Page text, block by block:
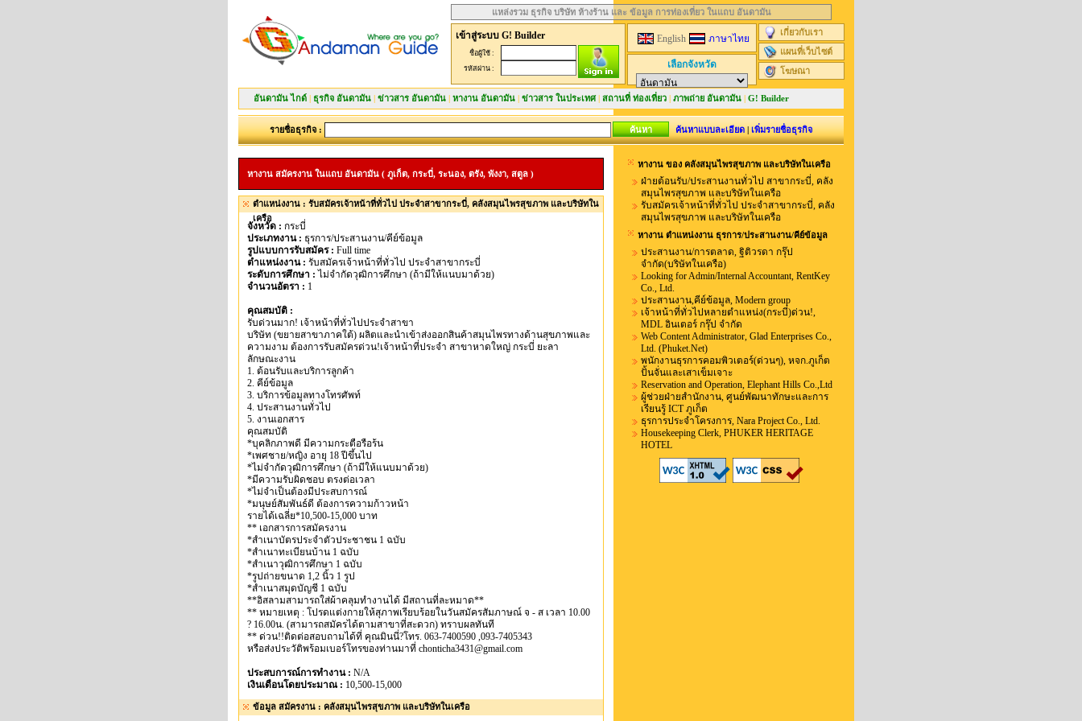
แหล่งรวม ธุรกิจ บริษัท ห้างร้าน และ ข้อมูล การท่องเที่ยว ในแถบ อันดามัน
เข้าสู่ระบบ G! Builder
ชื่อผู้ใช้ :
รหัสผ่าน :
English ภาษาไทย
เลือกจังหวัด
เกี่ยวกับเรา
แผนที่เว็บไซต์
โฆษณา
อันดามัน ไกด์ | ธุรกิจ อันดามัน | ข่าวสาร อันดามัน | หางาน อันดามัน | ข่าวสาร ในประเทศ| สถานที่ ท่องเที่ยว | ภาพถ่าย อันดามัน | G! Builder
รายชื่อธุรกิจ : ค้นหาแบบละเอียด|เพิ่มรายชื่อธุรกิจ
หางาน สมัครงาน ในแถบ อันดามัน ( ภูเก็ต, กระบี่, ระนอง, ตรัง, พังงา, สตูล )
หางาน ของ คลังสมุนไพรสุขภาพ และบริษัทในเครือ
ฝ่ายต้อนรับ/ประสานงานทั่วไป สาขากระบี่, คลัง
สมุนไพรสุขภาพ และบริษัทในเครือ
รับสมัครเจ้าหน้าที่ทั่วไป ประจำสาขากระบี่, คลัง
สมุนไพรสุขภาพ และบริษัทในเครือ
หางาน ตำแหน่งงาน ธุรการ/ประสานงาน/คีย์ข้อมูล
ประสานงาน/การตลาด, ฐิติวรดา กรุ๊ป
จำกัด(บริษัทในเครือ)
Looking for Admin/Internal Accountant, RentKey
Co., Ltd.
ประสานงาน,คีย์ข้อมูล, Modern group
เจ้าหน้าที่ทั่วไปหลายตำแหน่ง(กระบี่)ด่วน!,
MDL อินเตอร์ กรุ๊ป จำกัด
Web Content Administrator, Glad Enterprises Co.,
Ltd. (Phuket.Net)
พนักงานธุรการคอมพิวเตอร์(ด่วนๆ), หจก.ภูเก็ต
ปั้นจั่นและเสาเข็มเจาะ
Reservation and Operation, Elephant Hills Co.,Ltd
ผู้ช่วยฝ่ายสำนักงาน, ศูนย์พัฒนาทักษะและการ
เรียนรู้ ICT ภูเก็ต
ธุรการประจำโครงการ, Nara Project Co., Ltd.
Housekeeping Clerk, PHUKER HERITAGE
HOTEL
ตำแหน่งงาน : รับสมัครเจ้าหน้าที่ทั่วไป ประจำสาขากระบี่, คลังสมุนไพรสุขภาพ และบริษัทใน
เครือ
จังหวัด : กระบี่
ประเภทงาน : ธุรการ/ประสานงาน/คีย์ข้อมูล
รูปแบบการรับสมัคร : Full time
ตำแหน่งงาน : รับสมัครเจ้าหน้าที่ทั่วไป ประจำสาขากระบี่
ระดับการศึกษา : ไม่จำกัดวุฒิการศึกษา (ถ้ามีให้แนบมาด้วย)
จำนวนอัตรา : 1
คุณสมบัติ :
รับด่วนมาก! เจ้าหน้าที่ทั่วไปประจำสาขา
บริษัท (ขยายสาขาภาคใต้) ผลิตและนำเข้าส่งออกสินค้าสมุนไพรทางด้านสุขภาพและ
ความงาม ต้องการรับสมัครด่วน!เจ้าหน้าที่ประจำ สาขาหาดใหญ่ กระบี่ ยะลา
ลักษณะงาน
1. ต้อนรับและบริการลูกค้า
2. คีย์ข้อมูล
3. บริการข้อมูลทางโทรศัพท์
4. ประสานงานทั่วไป
5. งานเอกสาร
คุณสมบัติ
*บุคลิกภาพดี มีความกระตือรือร้น
*เพศชาย/หญิง อายุ 18 ปีขึ้นไป
*ไม่จำกัดวุฒิการศึกษา (ถ้ามีให้แนบมาด้วย)
*มีความรับผิดชอบ ตรงต่อเวลา
*ไม่จำเป็นต้องมีประสบการณ์
*มนุษย์สัมพันธ์ดี ต้องการความก้าวหน้า
รายได้เฉลี่ย*10,500-15,000 บาท
** เอกสารการสมัครงาน
*สำเนาบัตรประจำตัวประชาชน 1 ฉบับ
*สำเนาทะเบียนบ้าน 1 ฉบับ
*สำเนาวุฒิการศึกษา 1 ฉบับ
*รูปถ่ายขนาด 1,2 นิ้ว 1 รูป
*สำเนาสมุดบัญชี 1 ฉบับ
**อิสลามสามารถใส่ผ้าคลุมทำงานได้ มีสถานที่ละหมาด**
** หมายเหตุ : โปรดแต่งกายให้สุภาพเรียบร้อยในวันสมัครสัมภาษณ์ จ - ส เวลา 10.00
? 16.00น. (สามารถสมัครได้ตามสาขาที่สะดวก) ทราบผลทันที
** ด่วน!!ติดต่อสอบถามได้ที่ คุณมินนี่?โทร. 063-7400590 ,093-7405343
หรือส่งประวัติพร้อมเบอร์โทรของท่านมาที่ chonticha3431@gmail.com
ประสบการณ์การทำงาน : N/A
เงินเดือนโดยประมาณ : 10,500-15,000
ข้อมูล สมัครงาน : คลังสมุนไพรสุขภาพ และบริษัทในเครือ